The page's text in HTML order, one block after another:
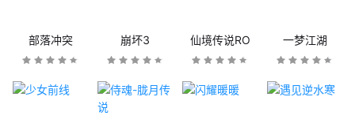
部落冲突 崩坏3 仙境传说RO 一梦江湖